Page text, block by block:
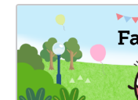
＜宮原さんプロフィ
Siblings合同会社 CEO
（https://meiiku.com/
大学卒業後、大手メデ